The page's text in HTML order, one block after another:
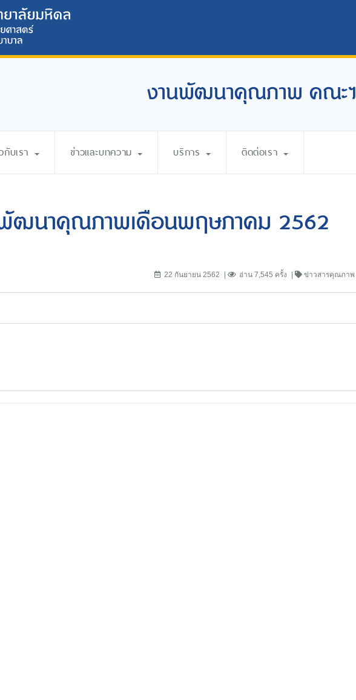
งานพัฒนาคุณภาพ คณะฯ
กับเรา ข่าวและบทความ บริการ ติดต่อเรา
พัฒนาคุณภาพเดือนพฤษภาคม 2562
22 กันยายน 2562 อ่าน 7,545 ครั้ง ข่าวสารคุณภาพ